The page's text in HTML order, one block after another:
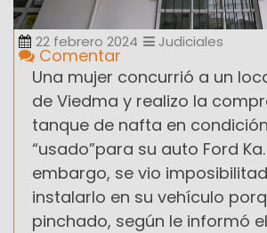
22 febrero 2024 Judiciales
Comentar
Una mujer concurrió a un
de Viedma y realizo la
tanque de nafta en
“usado”para su auto Ford Ka.
embargo, se vio
instalarlo en su vehículo
pinchado, según le informó